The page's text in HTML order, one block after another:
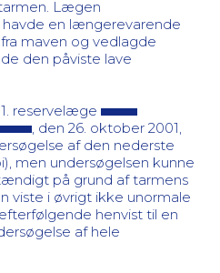
Lægen
havde en længerevarende
maven og vedlagde
den påviste lave
reservelæge
, den 26. oktober 2001,
af den nederste
men undersøgelsen kunne
på grund af tarmens
viste i øvrigt ikke unormale
henvist til en
af hele